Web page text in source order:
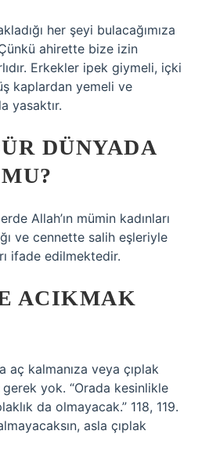
her şeyi bulacağımıza
ahirette bize izin
Erkekler ipek giymeli, içki
kaplardan yemeli ve
yasaktır.
DÜNYADA
Allah’ın mümin kadınları
ve cennette salih eşleriyle
ifade edilmektedir.
ACIKMAK
aç kalmanıza veya çıplak
yok. “Orada kesinlikle
da olmayacak.” 118, 119.
asla çıplak